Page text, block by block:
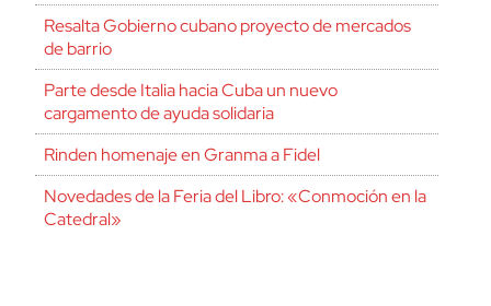
Resalta Gobierno cubano proyecto de mercados
de barrio
Parte desde Italia hacia Cuba un nuevo
cargamento de ayuda solidaria
Rinden homenaje en Granma a Fidel
Novedades de la Feria del Libro: «Conmoción en la
Catedral»